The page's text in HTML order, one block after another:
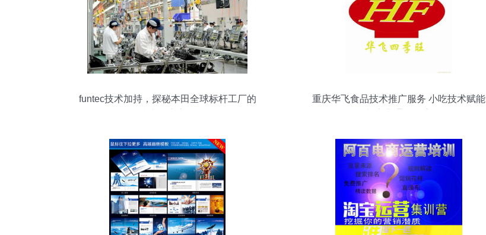
funtec技术加持，探秘本田全球标杆工厂的
重庆华飞食品技术推广服务 小吃技术赋能